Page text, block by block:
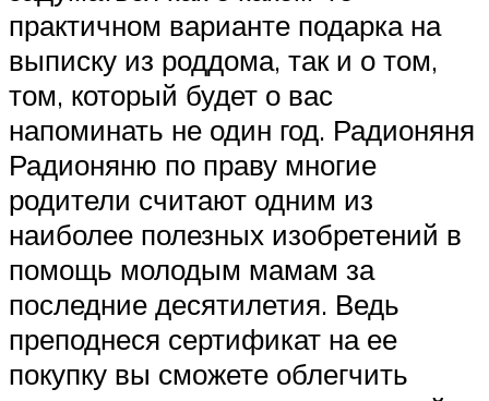
практичном варианте подарка на
выписку из роддома, так и о том,
том, который будет о вас
напоминать не один год. Радионяня
Радионяню по праву многие
родители считают одним из
наиболее полезных изобретений в
помощь молодым мамам за
последние десятилетия. Ведь
преподнеся сертификат на ее
покупку вы сможете облегчить